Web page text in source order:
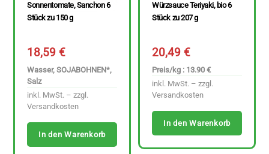
Sonnentomate, Sanchon 6
Stück zu 150 g
18,59€
Wasser, SOJABOHNEN*,
Salz
inkl. MwSt. – zzgl.
Versandkosten
In den Warenkorb
Würzsauce Teriyaki, bio 6
Stück zu 207 g
20,49€
Preis/kg : 13.90 €
inkl. MwSt. – zzgl.
Versandkosten
In den Warenkorb